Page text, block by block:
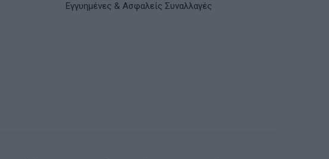
Εγγυημένες & Ασφαλείς Συναλλαγές